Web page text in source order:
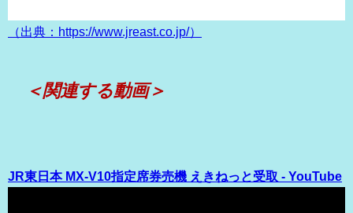
（出典：https://www.jreast.co.jp/）
＜関連する動画＞
JR東日本 MX-V10指定席券売機 えきねっと受取 - YouTube